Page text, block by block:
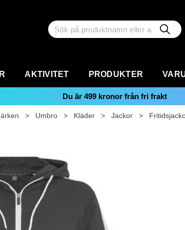
AKTIVITET PRODUKTER
Du är 499 kronor från fri frakt
> Umbro > Kläder > Jackor >